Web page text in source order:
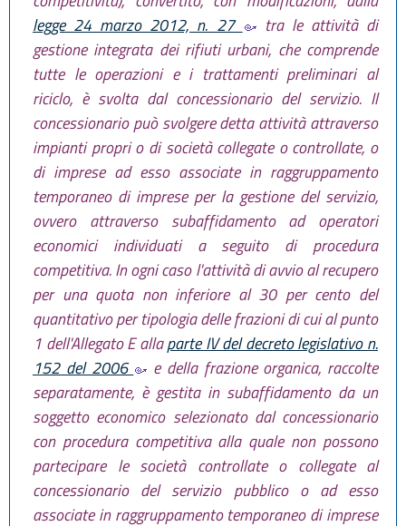
legge 24 marzo 2012, n. 27
tra le attività di
gestione integrata dei rifiuti urbani, che comprende
tutte le operazioni e i trattamenti preliminari al
riciclo, è svolta dal concessionario del servizio. Il
concessionario può svolgere detta attività attraverso
impianti propri o di società collegate o controllate, o
di imprese ad esso associate in raggruppamento
temporaneo di imprese per la gestione del servizio,
ovvero attraverso subaffidamento ad operatori
economici individuati a seguito di procedura
competitiva. In ogni caso l'attività di avvio al recupero
per una quota non inferiore al 30 per cento del
quantitativo per tipologia delle frazioni di cui al punto
1 dell'Allegato E allaparte IV del decreto legislativo n.
152 del 2006
e della frazione organica, raccolte
separatamente, è gestita in subaffidamento da un
soggetto economico selezionato dal concessionario
con procedura competitiva alla quale non possono
partecipare le società controllate o collegate al
concessionario del servizio pubblico o ad esso
associate in raggruppamento temporaneo di imprese